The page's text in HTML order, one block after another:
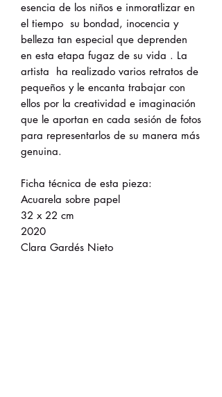
esencia de los niños e inmoratlizar en
el tiempo su bondad, inocencia y
belleza tan especial que deprenden
en esta etapa fugaz de su vida . La
artista ha realizado varios retratos de
pequeños y le encanta trabajar con
ellos por la creatividad e imaginación
que le aportan en cada sesión de fotos
para representarlos de su manera más
genuina.
Ficha técnica de esta pieza:
Acuarela sobre papel
32 x 22 cm
2020
Clara Gardés Nieto